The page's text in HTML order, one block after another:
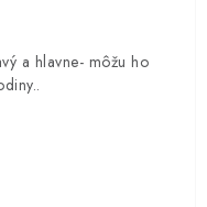
a hlavne- môžu ho